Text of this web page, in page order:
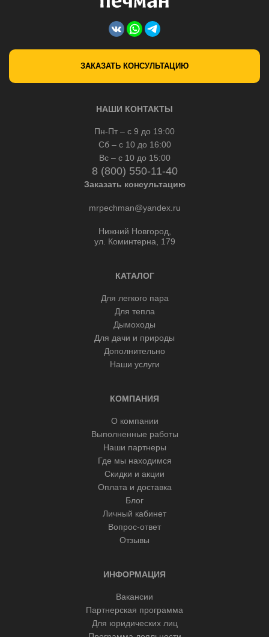
ЗАКАЗАТЬ КОНСУЛЬТАЦИЮ
НАШИ КОНТАКТЫ
Пн-Пт – с 9 до 19:00
Сб – с 10 до 16:00
Вс – с 10 до 15:00
8 (800) 550-11-40
Заказать консультацию
mrpechman@yandex.ru
Нижний Новгород,
ул. Коминтерна, 179
КАТАЛОГ
Для легкого пара
Для тепла
Дымоходы
Для дачи и природы
Дополнительно
Наши услуги
КОМПАНИЯ
О компании
Выполненные работы
Наши партнеры
Где мы находимся
Скидки и акции
Оплата и доставка
Блог
Личный кабинет
Вопрос-ответ
Отзывы
ИНФОРМАЦИЯ
Вакансии
Партнерская программа
Для юридических лиц